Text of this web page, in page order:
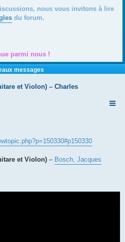
nous vous invitons à lire
du forum.
parmi nous !
messages
et Violon) – Charles
et Violon) – Bosch, Jacques